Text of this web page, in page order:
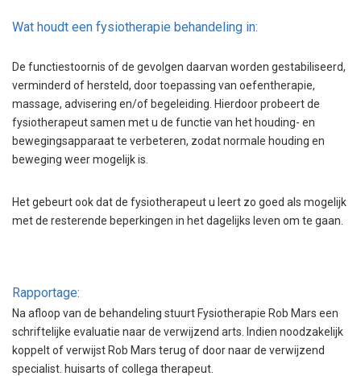
Wat houdt een fysiotherapie behandeling in:
De functiestoornis of de gevolgen daarvan worden gestabiliseerd,
verminderd of hersteld, door toepassing van oefentherapie,
massage, advisering en/of begeleiding. Hierdoor probeert de
fysiotherapeut samen met u de functie van het houding- en
bewegingsapparaat te verbeteren, zodat normale houding en
beweging weer mogelijk is.
Het gebeurt ook dat de fysiotherapeut u leert zo goed als mogelijk
met de resterende beperkingen in het dagelijks leven om te gaan.
Rapportage:
Na afloop van de behandeling stuurt Fysiotherapie Rob Mars een
schriftelijke evaluatie naar de verwijzend arts. Indien noodzakelijk
koppelt of verwijst Rob Mars terug of door naar de verwijzend
specialist. huisarts of collega therapeut.